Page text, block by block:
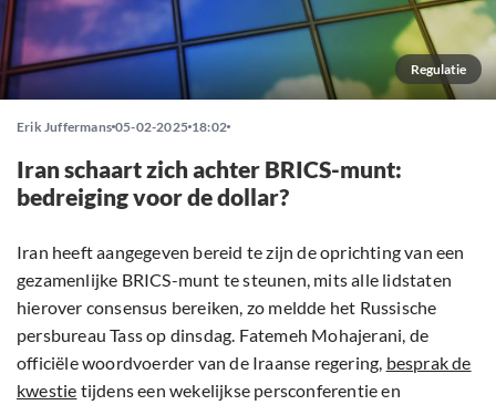
Regulatie
Erik Juffermans 05-02-2025 18:02
Iran schaart zich achter BRICS-munt:
bedreiging voor de dollar?
Iran heeft aangegeven bereid te zijn de oprichting van een
gezamenlijke BRICS-munt te steunen, mits alle lidstaten
hierover consensus bereiken, zo meldde het Russische
persbureau Tass op dinsdag. Fatemeh Mohajerani, de
officiële woordvoerder van de Iraanse regering, besprak de
kwestie tijdens een wekelijkse persconferentie en